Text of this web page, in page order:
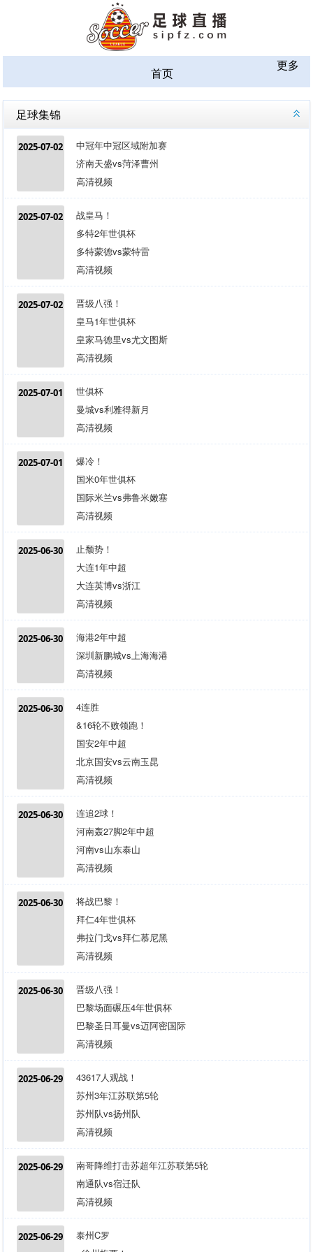
首页
更多
足球集锦
2025-07-02
中冠年中冠区域附加赛
济南天盛vs菏泽曹州
高清视频
2025-07-02
战皇马！
多特2年世俱杯
多特蒙德vs蒙特雷
高清视频
2025-07-02
晋级八强！
皇马1年世俱杯
皇家马德里vs尤文图斯
高清视频
2025-07-01
世俱杯
曼城vs利雅得新月
高清视频
2025-07-01
爆冷！
国米0年世俱杯
国际米兰vs弗鲁米嫩塞
高清视频
2025-06-30
止颓势！
大连1年中超
大连英博vs浙江
高清视频
2025-06-30
海港2年中超
深圳新鹏城vs上海海港
高清视频
2025-06-30
4连胜
&16轮不败领跑！
国安2年中超
北京国安vs云南玉昆
高清视频
2025-06-30
连追2球！
河南轰27脚2年中超
河南vs山东泰山
高清视频
2025-06-30
将战巴黎！
拜仁4年世俱杯
弗拉门戈vs拜仁慕尼黑
高清视频
2025-06-30
晋级八强！
巴黎场面碾压4年世俱杯
巴黎圣日耳曼vs迈阿密国际
高清视频
2025-06-29
43617人观战！
苏州3年江苏联第5轮
苏州队vs扬州队
高清视频
2025-06-29
南哥降维打击苏超年江苏联第5轮
南通队vs宿迁队
高清视频
2025-06-29
泰州C罗